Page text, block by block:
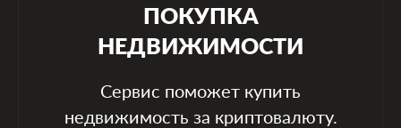
ПОКУПКА
НЕДВИЖИМОСТИ
Сервис поможет купить
недвижимость за криптовалюту.